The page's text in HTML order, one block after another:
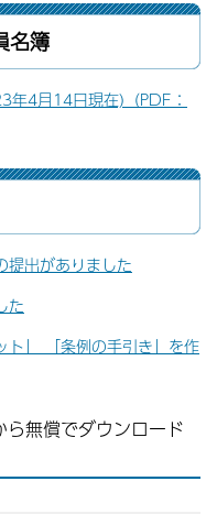
名簿
年4月14日現在)（PDF：
提出がありました
た
」 「条例の手引き」を作
無償でダウンロード